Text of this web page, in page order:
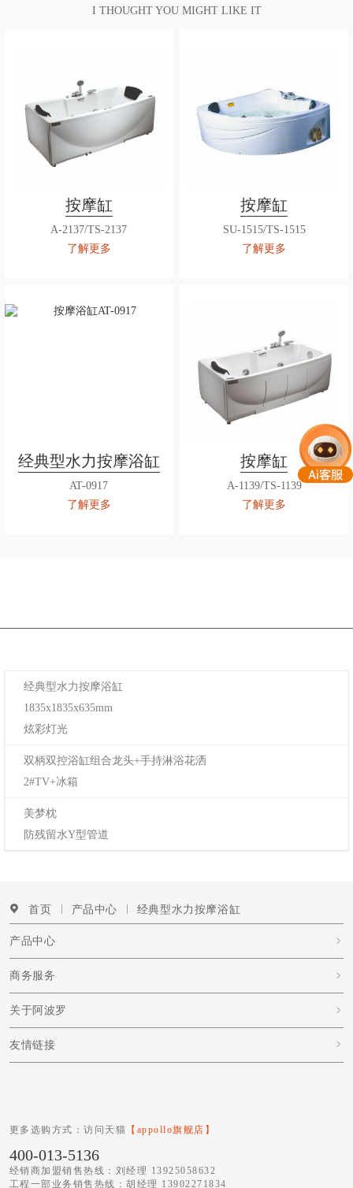
I THOUGHT YOU MIGHT LIKE IT
按摩缸
A-2137/TS-2137
了解更多
按摩缸
SU-1515/TS-1515
了解更多
经典型水力按摩浴缸
AT-0917
了解更多
按摩缸
A-1139/TS-1139
了解更多
经典型水力按摩浴缸
1835x1835x635mm
炫彩灯光
双柄双控浴缸组合龙头+手持淋浴花洒
2#TV+冰箱
美梦枕
防残留水Y型管道
首页 产品中心 经典型水力按摩浴缸
产品中心
商务服务
关于阿波罗
友情链接
更多选购方式：访问天猫 【appollo旗舰店】
400-013-5136
经销商加盟销售热线：刘经理 13925058632
工程一部业务销售热线：胡经理 13902271834